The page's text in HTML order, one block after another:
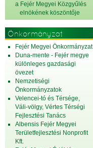
a Fejér Megyei Közgyűlés
elnökének köszöntője
Önkormányzat
Fejér Megyei Önkormányzat
Duna-mente - Fejér megye
különleges gazdasági
övezet
Nemzetiségi
Önkormányzatok
Velencei-tó és Térsége,
Váli-völgy, Vértes Térségi
Fejlesztési Tanács
Albensis Fejér Megyei
Területfejlesztési Nonprofit
Kft.